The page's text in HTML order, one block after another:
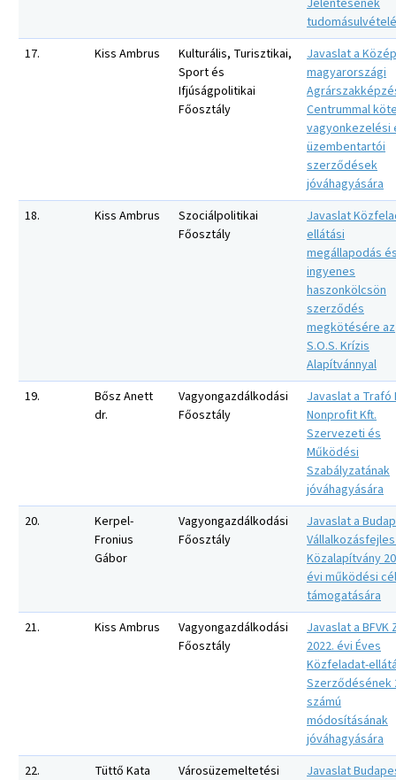
Jelentésének
17.
Kiss Ambrus
Kulturális, Turisztikai,
Sport és
Ifjúságpolitikai
Főosztály
Javaslat a
magyarországi
Centrummal
vagyonkezelési
üzembentartói
szerződések
jóváhagyására
18.
Kiss Ambrus
Szociálpolitikai
Főosztály
Javaslat
ellátási
megállapodás
ingyenes
haszonkölcsön
szerződés
megkötésére az
S.O.S. Krízis
Alapítvánnyal
19.
Bősz Anett
dr.
Vagyongazdálkodási
Főosztály
Javaslat a Trafó
Nonprofit Kft.
Szervezeti és
Működési
Szabályzatának
jóváhagyására
20.
Kerpel-
Fronius
Gábor
Vagyongazdálkodási
Főosztály
Javaslat a
Közalapítvány
évi működési
támogatására
21.
Kiss Ambrus
Vagyongazdálkodási
Főosztály
Javaslat a BFVK
2022. évi Éves
Közfeladat-
Szerződésének
számú
módosításának
jóváhagyására
22.
Tüttő Kata
Városüzemeltetési
Javaslat